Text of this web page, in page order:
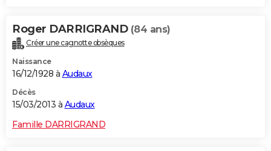
Roger DARRIGRAND (84 ans)
Créer une cagnotte obsèques
Naissance
16/12/1928 à Audaux
Décès
15/03/2013 à Audaux
Famille DARRIGRAND